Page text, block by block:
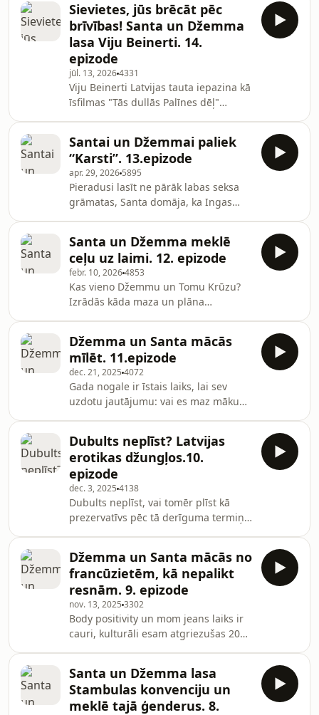
Saeimā no partijas “Latvija pirmajā
vietā” saraksta Rīgas vēlēšanu
apgabalā. Paralēli pasniedz
personības attīstības kursus. No
cilvēka ar šādu biogrāfiju un
mājaslapā pieejamiem tehno
sprediķiem Džemma un Santa
nolēma, ka arī viņa grāmata “33 soļi
panā
Sievietes, jūs brēcāt pēc
brīvības! Santa un Džemma
lasa Viju Beinerti. 14.
epizode
jūl. 13, 20264331
Viju Beinerti Latvijas tauta iepazina kā
īsfilmas "Tās dullās Palīnes dēļ"
publicē ar vienu un to pašu bildi jau
teju 13 gadus. Eseju krājums Mans
konservatīvais kompass ir radies, jo
Vijai nepatika, ka viņu cenzē, ar
cenzūru domājot- viņas esejas vairs
nav portāla pirmajā lapā. Uz kurieni
Vijas konservatīvais kompass aizv
Santai un Džemmai paliek
“Karsti”. 13.epizode
apr. 29, 2026 5895
Pieradusi lasīt ne pārāk labas seksa
grāmatas, Santa domāja, ka Ingas
Izrādās, Latvijas slavenākā pētnieciskā
žurnālististe ir savos sievietes
brieduma gados mainījusi profesiju
uz labbūtības un veselības
influenceri. Grāmatā Inga mēģina
kopā ar dažādiem speciālistiem iziet
cauri tādiem perimenopauzes
aspektiem kā slikts garastāvok
Santa un Džemma meklē
ceļu uz laimi. 12. epizode
febr. 10, 20264853
Kas vieno Džemmu un Tomu Krūzu?
Izrādās kāda maza un plāna
uz ielas, pazaudēja, tad pēc gadiem
atrada un nēsājā somā mēnešiem ilgi,
lai tās vēstis nodotu Santai. Vai "Ceļš
uz laimi" būs arī Santas ceļš pie sevis?
To un kas scientologiem aiz ādas
noskaidrosim šajā raidieraksta
epizodē, kopā lasot 2003.gadā Latvijas
Dianētikas centr
Džemma un Santa mācās
mīlēt. 11.epizode
dec. 21, 2025 4072
Gada nogale ir īstais laiks, lai sev
uzdotu jautājumu: vai es maz māku
grāmatu industrija ir gatava tev
sniegt palīdzīgu roku apmaiņā pret
dažiem zelta dalderiem. Santa un
Džemma lasa Džeja Šetija "8
mīlestības likumus". Šis vīrs salaulāja
Benu Afleku ar Dženiferu Lopezu viņu
otrajā rodeo un par viņu atzinīgi
izsakās Holivudas A
Dubults neplīst? Latvijas
erotikas džungļos.10.
epizode
dec. 3, 2025 4138
Dubults neplīst, vai tomēr plīst kā
prezervatīvs pēc tā derīguma termiņa
grāmatas, no kurām viena ir
sadarbība ar Latvijas erotikas leģendu
Ritu Lasmani. Mīlas ainu apskurbināta
Santa atklāj Džemmai savus 2026.
gada romantiskās dzīves mērķus, bet
Džemma kārtējo reizi mēģina saprast,
vai heteroseksuāliem cilvēkiem viss ir
kārtībā. Atbil
Džemma un Santa mācās no
francūzietēm, kā nepalikt
resnām. 9. epizode
nov. 13, 2025 3302
Body positivity un mom jeans laiks ir
cauri, kulturāli esam atgriezušas 20
apmatojuma, nekas negaršoja tik labi
kā tievums un zem miljons
dažādādiem "tā nav diēta
Santa un Džemma lasa
Stambulas konvenciju un
meklē tajā ģenderus. 8.